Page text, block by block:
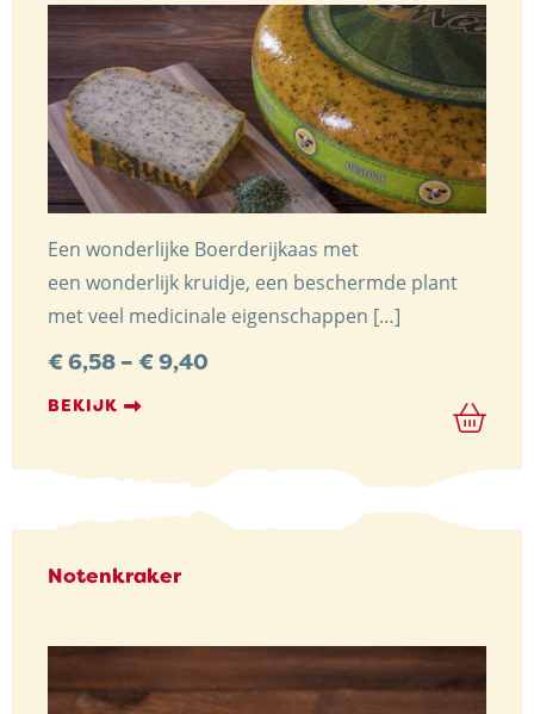
Een wonderlijke Boerderijkaas met
een wonderlijk kruidje, een beschermde plant
met veel medicinale eigenschappen […]
€6,58 – €9,40
BEKIJK
Notenkraker